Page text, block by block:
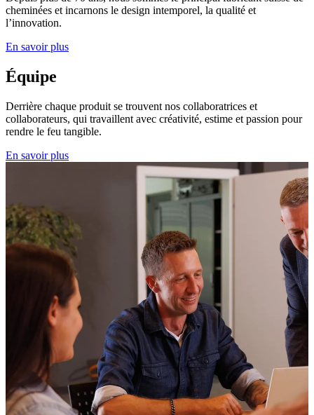
cheminées et incarnons le design intemporel, la qualité et
l’innovation.
En savoir plus
Équipe
Derrière chaque produit se trouvent nos collaboratrices et
collaborateurs, qui travaillent avec créativité, estime et passion pour
rendre le feu tangible.
En savoir plus